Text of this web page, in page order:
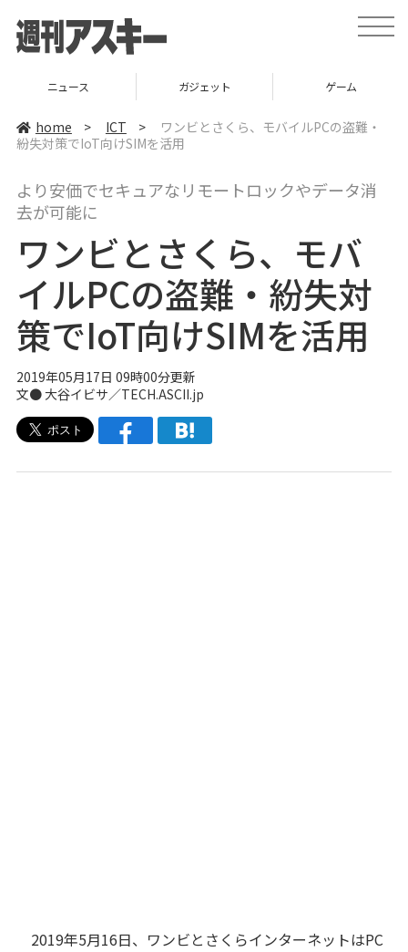
t
o
v
t
i
ニュース ガジェット ゲーム
home > ICT >
ワンビとさくら、モバイルPCの盗難・
紛失対策でIoT向けSIMを活用
より安価でセキュアなリモートロックやデータ消
去が可能に
ワンビとさくら、モバ
イルPCの盗難・紛失対
策でIoT向けSIMを活用
2019年05月17日 09時00分更新
文● 大谷イビサ／TECH.ASCII.jp
2019年5月16日、ワンビとさくらインターネットはPC